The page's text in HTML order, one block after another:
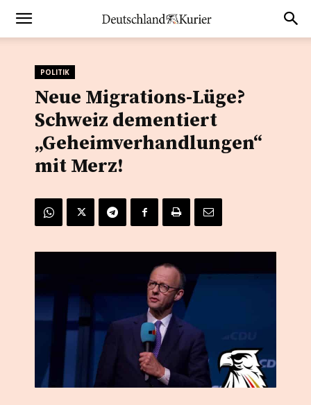
POLITIK
Neue Migrations-Lüge?
Schweiz dementiert
„Geheimverhandlungen“
mit Merz!